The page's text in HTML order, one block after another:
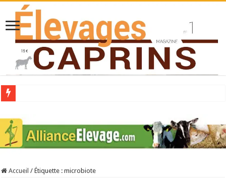
Stress thermique : quelles solutions concrètes pour protéger son troupeau ?
40 ans du Space : une présentation caprine quotidienne
La collecte de lait de chèvre confirme son rebond
Accueil / Étiquette :microbiote